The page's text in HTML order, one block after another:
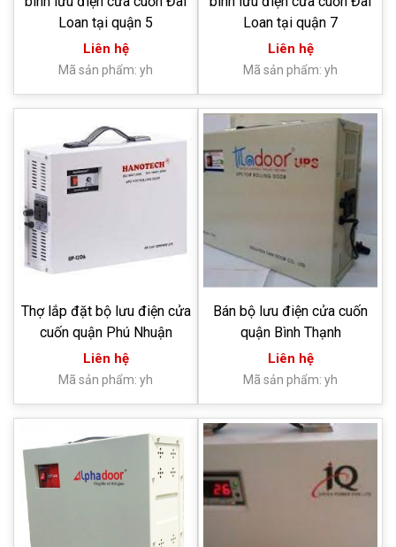
Loan tại quận 5
Liên hệ
Mã sản phẩm: yh
Loan tại quận 7
Liên hệ
Mã sản phẩm: yh
Thợ lắp đặt bộ lưu điện cửa
cuốn quận Phú Nhuận
Liên hệ
Mã sản phẩm: yh
Bán bộ lưu điện cửa cuốn
quận Bình Thạnh
Liên hệ
Mã sản phẩm: yh